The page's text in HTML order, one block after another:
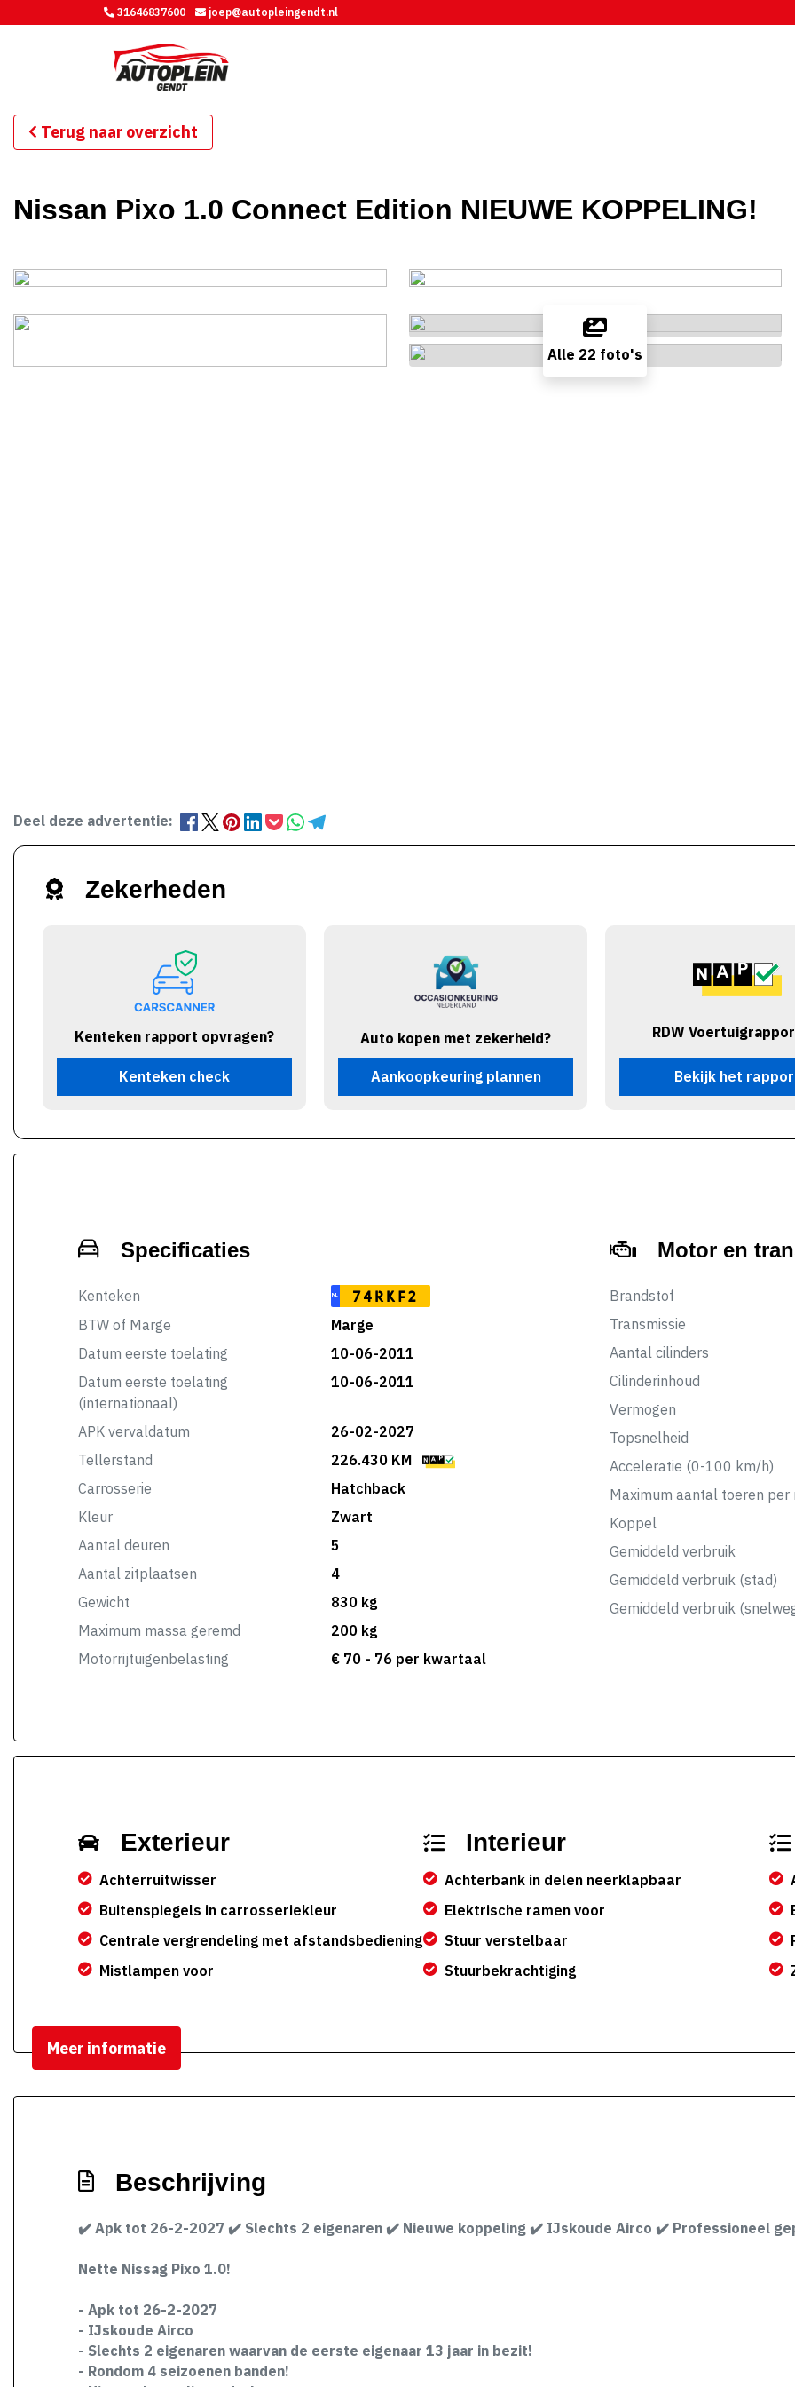
31646837600 joep@autopleingendt.nl
Terug naar overzicht
Nissan Pixo 1.0 Connect Edition NIEUWE KOPPELING!
Alle 22 foto's
Deel deze advertentie:
Zekerheden
Kenteken rapport opvragen?
Kenteken check
Auto kopen met zekerheid?
Aankoopkeuring plannen
RDW
Bekijk het
Specificaties
Kenteken NL
74RKF2
BTW of Marge
Marge
Datum eerste toelating
10-06-2011
Datum eerste toelating
(internationaal)
10-06-2011
APK vervaldatum
26-02-2027
Tellerstand
226.430 KM
Carrosserie
Hatchback
Kleur
Zwart
Aantal deuren
5
Aantal zitplaatsen
4
Gewicht
830 kg
Maximum massa geremd
200 kg
Motorrijtuigenbelasting
€ 70 - 76 per kwartaal
Motor en
Brandstof
Transmissie
Aantal cilinders
Cilinderinhoud
Vermogen
Topsnelheid
Acceleratie (0-100 km/h)
Maximum aantal toeren per
Koppel
Gemiddeld verbruik
Gemiddeld verbruik (stad)
Gemiddeld verbruik
Exterieur
Achterruitwisser
Buitenspiegels in carrosseriekleur
Centrale vergrendeling met afstandsbediening
Mistlampen voor
Interieur
Achterbank in delen neerklapbaar
Elektrische ramen voor
Stuur verstelbaar
Stuurbekrachtiging
Meer informatie
Beschrijving
✔️ Apk tot 26-2-2027 ✔️ Slechts 2 eigenaren ✔️ Nieuwe koppeling ✔️ IJskoude Airco ✔️ Professioneel
Nette Nissag Pixo 1.0!
- Apk tot 26-2-2027
- IJskoude Airco
- Slechts 2 eigenaren waarvan de eerste eigenaar 13 jaar in bezit!
- Rondom 4 seizoenen banden!